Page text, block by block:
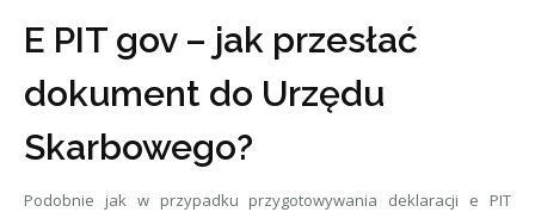
E PIT gov – jak przesłać
dokument do Urzędu
Skarbowego?
Podobnie jak w przypadku przygotowywania deklaracji e PIT